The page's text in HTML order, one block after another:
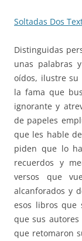
Soltadas Dos
Distinguidas
unas palabras
oídos, ilustre su
la fama que
ignorante y
de papeles
que les hable
piden que lo
recuerdos y
versos que
alcanforados y
esos libros que
que sus
que retomaron